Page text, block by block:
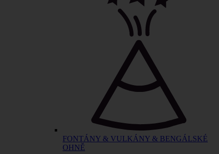
FONTÁNY & VULKÁNY & BENGÁLSKÉ
OHNĚ